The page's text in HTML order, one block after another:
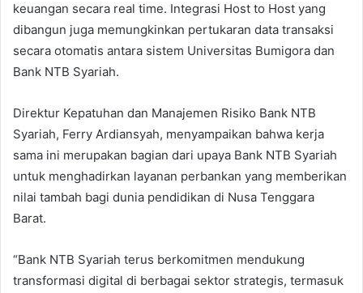
keuangan secara real time. Integrasi Host to Host yang
dibangun juga memungkinkan pertukaran data transaksi
secara otomatis antara sistem Universitas Bumigora dan
Bank NTB Syariah.
Direktur Kepatuhan dan Manajemen Risiko Bank NTB
Syariah, Ferry Ardiansyah, menyampaikan bahwa kerja
sama ini merupakan bagian dari upaya Bank NTB Syariah
untuk menghadirkan layanan perbankan yang memberikan
nilai tambah bagi dunia pendidikan di Nusa Tenggara
Barat.
“Bank NTB Syariah terus berkomitmen mendukung
transformasi digital di berbagai sektor strategis, termasuk